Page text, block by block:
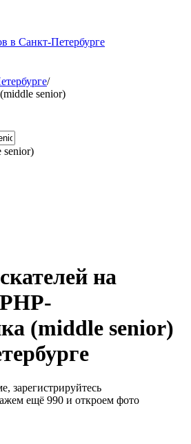
в Санкт-Петербурге
/
senior)
senior)
на
(middle senior)
зарегистрируйтесь
ещё 990 и откроем фото